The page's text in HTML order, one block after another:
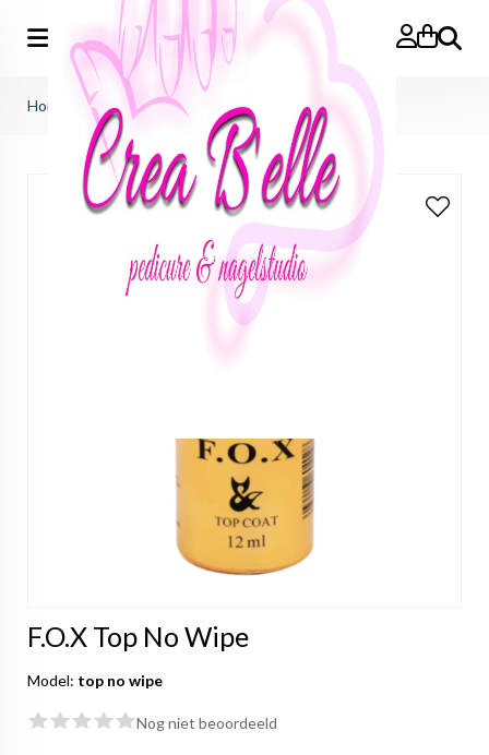
Zoeken
Home f.o.x nails>base & top> F.O.X Top No Wipe
F.O.X Top No Wipe
Model: top no wipe
Nog niet beoordeeld